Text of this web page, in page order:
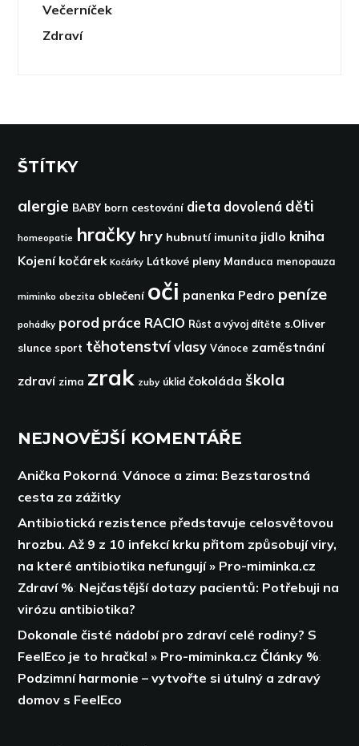
Večerníček
Zdraví
ŠTÍTKY
alergie BABY born cestování dieta dovolená děti
homeopatie hračky hry hubnutí imunita jidlo kniha
Kojení kočárek Kočárky Látkové pleny Manduca menopauza
miminko obezita oblečení oči panenka Pedro peníze
pohádky porod práce RACIO Růst a vývoj dítěte s.Oliver
slunce sport těhotenství vlasy Vánoce zaměstnání
zdraví zima zrak zuby úklid čokoláda škola
NEJNOVĚJŠÍ KOMENTÁŘE
Anička Pokorná:Vánoce a zima: Bezstarostná
cesta za zážitky
Antibiotická rezistence představuje celosvětovou
hrozbu. Až 9 z 10 infekcí krku přitom způsobují viry,
na které antibiotika nefungují » Pro-miminka.cz
Zdraví %: Nejčastější dotazy pacientů: Potřebuji na
virózu antibiotika?
Dokonale čisté nádobí pro zdraví celé rodiny? S
FeelEco je to hračka! » Pro-miminka.cz Články %:
Podzimní harmonie – vytvořte si útulný a zdravý
domov s FeelEco